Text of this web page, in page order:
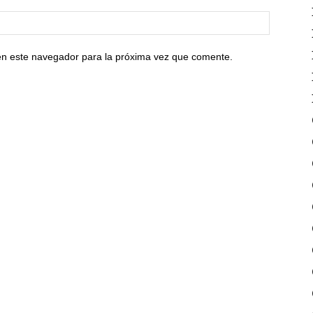
este navegador para la próxima vez que comente.